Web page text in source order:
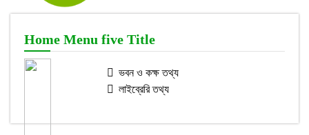
Home Menu five Title
ভবন ও কক্ষ তথ্য
লাইব্রেরি তথ্য